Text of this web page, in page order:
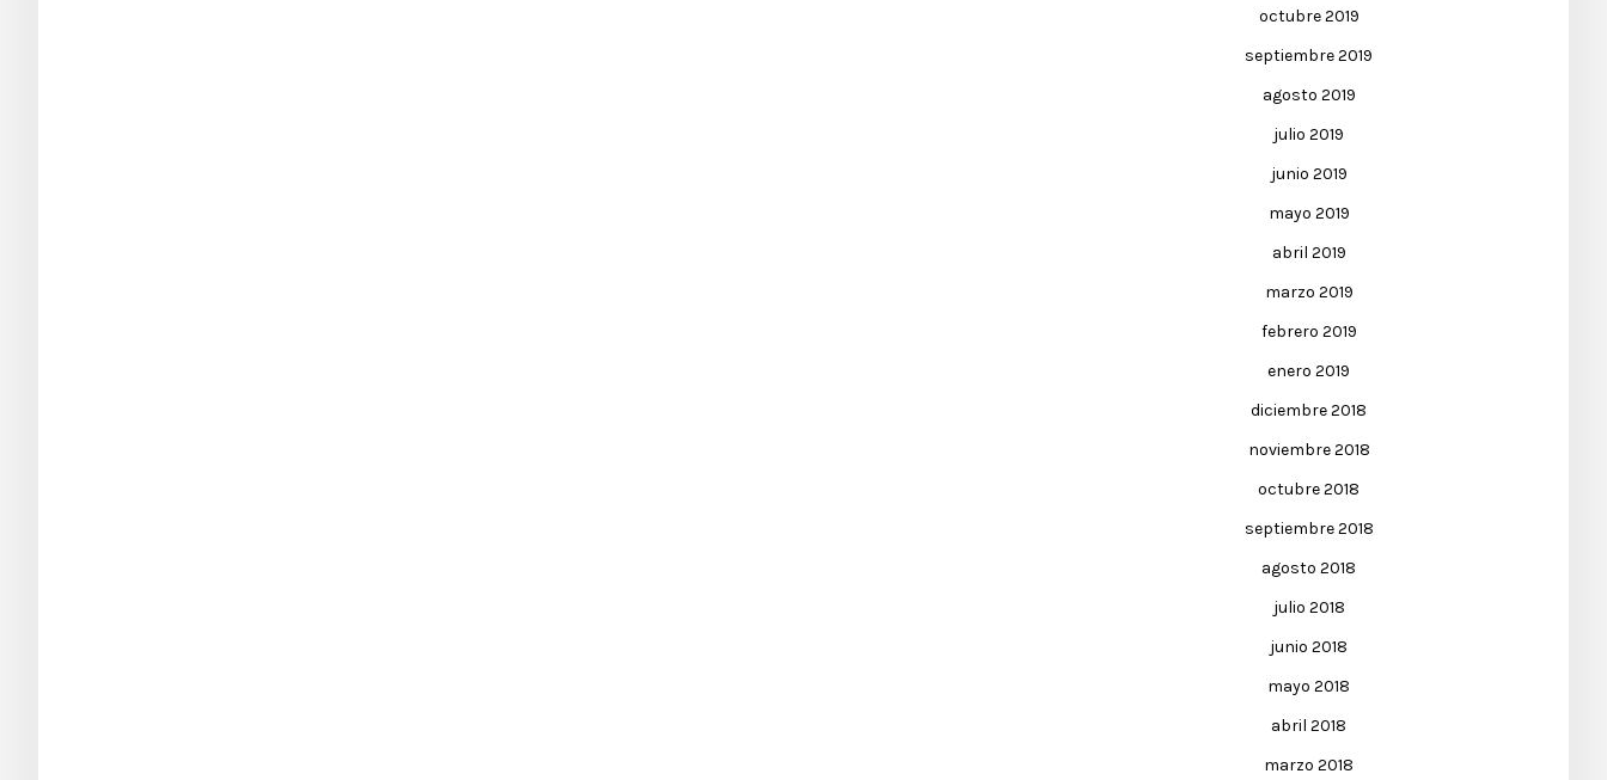
octubre 2019
septiembre 2019
agosto 2019
julio 2019
junio 2019
mayo 2019
abril 2019
marzo 2019
febrero 2019
enero 2019
diciembre 2018
noviembre 2018
octubre 2018
septiembre 2018
agosto 2018
julio 2018
junio 2018
mayo 2018
abril 2018
marzo 2018